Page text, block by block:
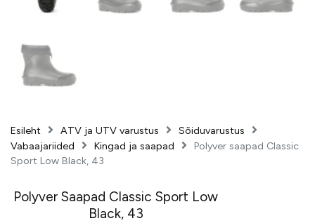
Esileht ATV ja UTV varustus
Sõiduvarustus
Vabaajariided
Kingad ja saapad
Polyver saapad Classic
Sport Low Black, 43
Polyver Saapad Classic Sport Low
Black, 43